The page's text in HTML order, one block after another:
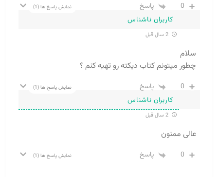
0 پاسخ نمایش پاسخ ها(1)
کاربران ناشناس
2 سال قبل
سلام
چطور میتونم کتاب دیکته رو تهیه کنم ؟
0 پاسخ نمایش پاسخ ها(1)
کاربران ناشناس
2 سال قبل
عالی ممنون
0 پاسخ نمایش پاسخ ها(1)